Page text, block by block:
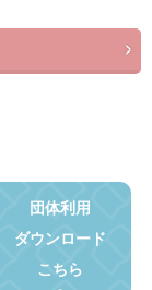
団体利用
ダウンロード
こちら